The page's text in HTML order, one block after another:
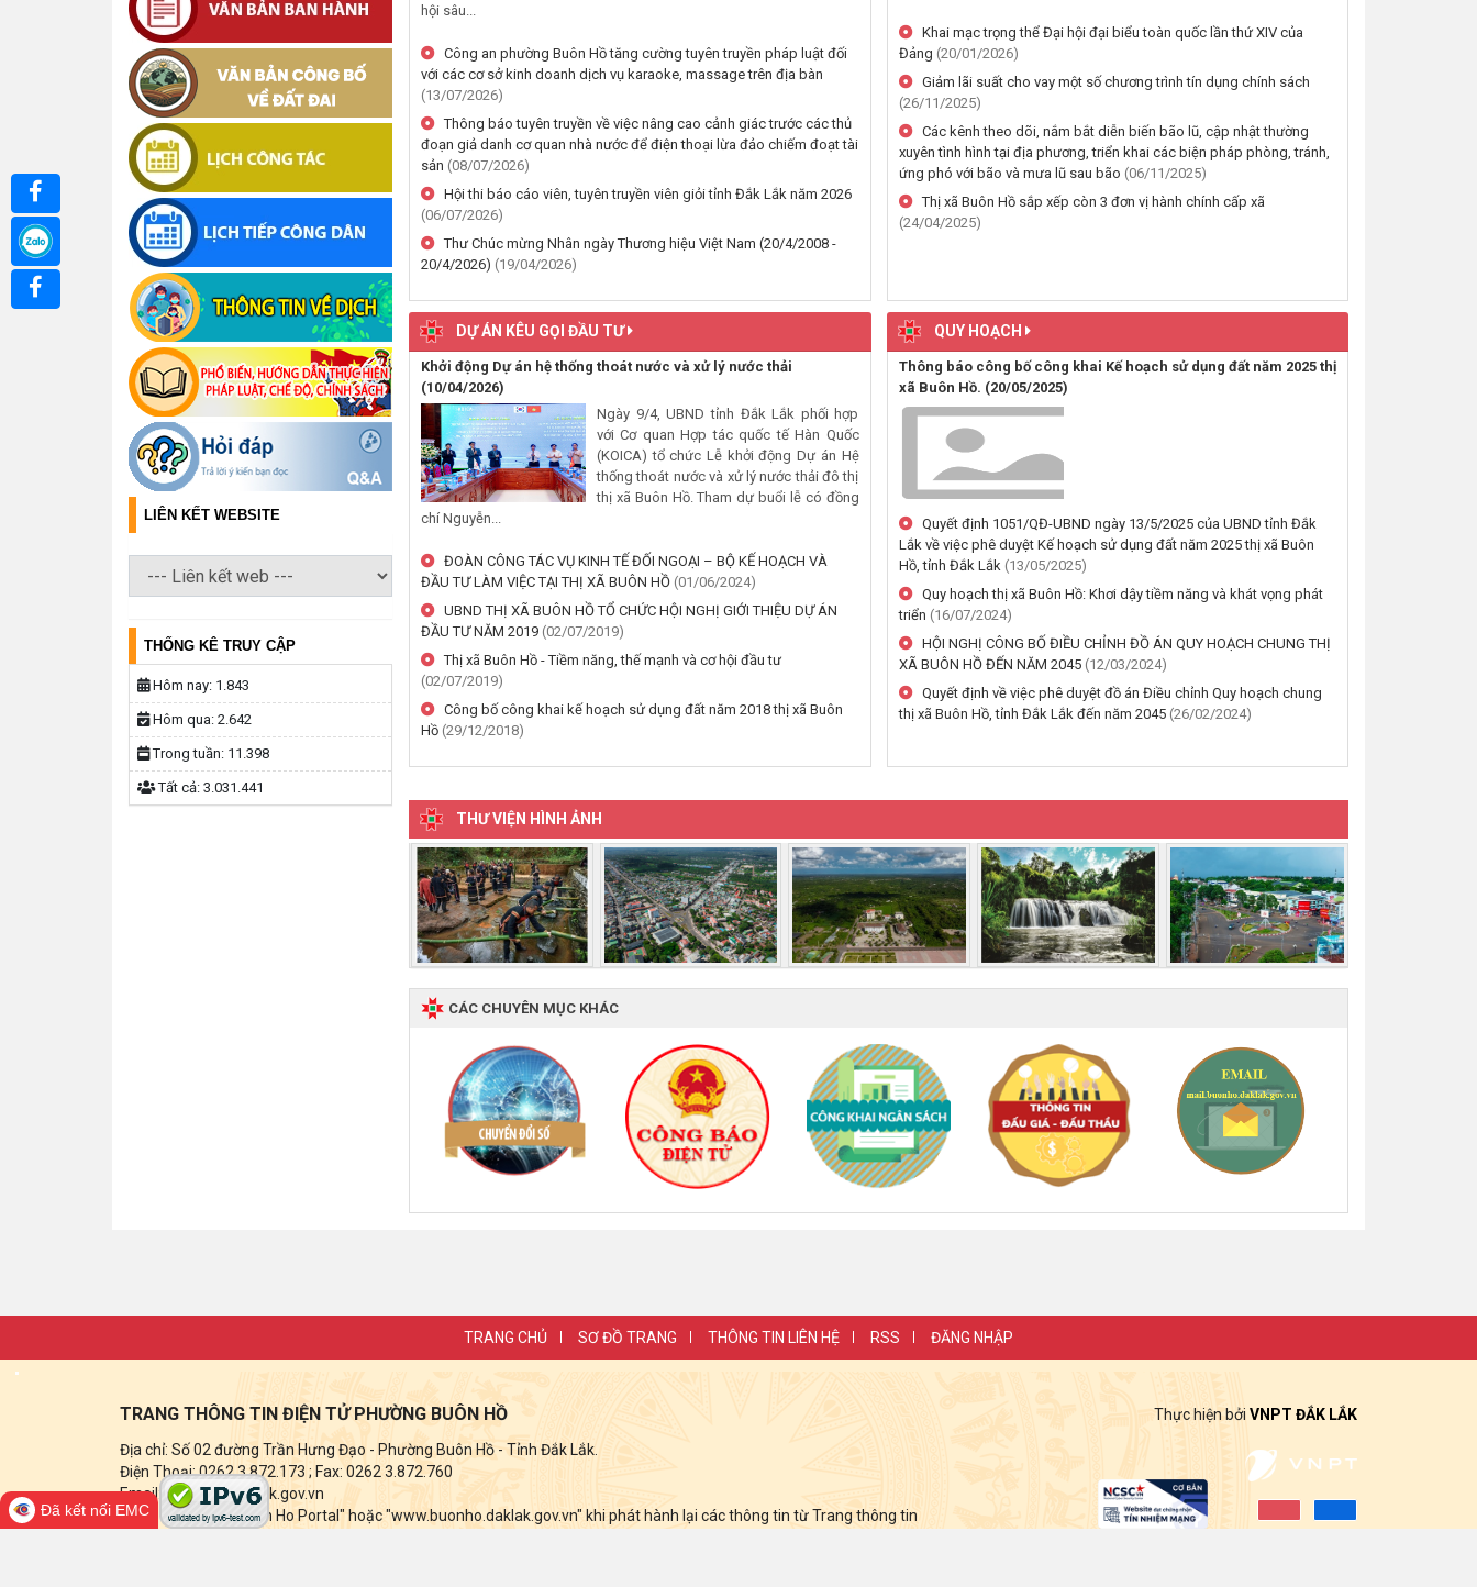
LIÊN KẾT WEBSITE
THỐNG KÊ TRUY CẬP
Hôm nay: 1.843
Hôm qua: 2.642
Trong tuần: 11.398
Tất cả: 3.031.441
đạc, ký giáp ranh đối với thửa
thuộc Đoàn Kết 1, phường Buôn
Oanh; thường trú tại TDP An
Bình 4, phường Buôn Hồ, tỉnh
Đắk Lắk đang sử dụng
(29/07/2026, 00:00)
nhận quyền sử dụng đất mang
Nguyễn Thị Kim Tâm. Thường trú
tại: Phường Buôn Hồ, tỉnh Đắk
tài sản khác gắn liền với đất cho
ông Lê Đình Lộc và ông Lê Đình
Buôn Hồ, tỉnh Đắk Lắk
Thông báo về việc niêm yết
công khai kết quả kiểm tra hồ sơ
đăng ký, cấp giấy chứng nhận
đất tại phường Buôn Hồ, tỉnh
(20/07/2026, 00:00)
Thông báo về việc niêm yết,
công khai hồ sơ cấp giấy chứng
nhận quyền sử dụng đất lần đầu
02 hồ sơ của các cá nhân đang
(06/08/2026, 00:00)
Thông báo về việc niêm yết,
công khai hồ sơ mất Giấy chứng
nhận quyền sử dụng đất mang
tên bà Nguyễn Thị Hạnh. Thường
Đắk Lắk
V/v công khai Quyết định số
2412/QĐ-UBND ngày
Phường Buôn Hồ tham dự Hội nghị trực tuyến
tập huấn triển khai TTHC của Đảng trên môi
trường điện tử
Đoàn phường Buôn Hồ tổ chức Lễ thắp nến tri
ân các anh hùng liệt sĩ
Hội Cựu Chiến binh phường Buôn Hồ đồng
hành cùng hội viên phát triển kinh tế
Ngân hàng chính sách tỉnh Đắk Lắk tặng quà
gia đình chính sách phường Buôn Hồ
Hội Cựu Chiến binh phường phối hợp CLB Dân
vũ tổ chức Chương trình tri ân các anh hùng liệt sĩ
Phường Buôn Hồ tổ chức ký cam kết không
Đảng ủy phường Buôn Hồ công bố Quyết
định tại các Tổ chức đảng trực thuộc
Đ/c Phó Bí thư Tỉnh ủy, Chủ tịch UBMTTQVN
tỉnh thăm, tặng quà gia đình chính sách tại
Đảng ủy phường Buôn Hồ nắm tình hình hoạt
động Chi bộ Buôn Tring sau sắp xếp
hội sâu...
Công an phường Buôn Hồ tăng cường tuyên truyền pháp luật đối
với các cơ sở kinh doanh dịch vụ karaoke, massage trên địa bàn
(13/07/2026)
Thông báo tuyên truyền về việc nâng cao cảnh giác trước các thủ
đoạn giả danh cơ quan nhà nước để điện thoại lừa đảo chiếm đoạt tài
sản (08/07/2026)
Hội thi báo cáo viên, tuyên truyền viên giỏi tỉnh Đắk Lắk năm 2026
(06/07/2026)
Thư Chúc mừng Nhân ngày Thương hiệu Việt Nam (20/4/2008 -
20/4/2026) (19/04/2026)
Khai mạc trọng thể Đại hội đại biểu toàn quốc lần thứ XIV của
Đảng (20/01/2026)
Giảm lãi suất cho vay một số chương trình tín dụng chính sách
(26/11/2025)
Các kênh theo dõi, nắm bắt diễn biến bão lũ, cập nhật thường
xuyên tình hình tại địa phương, triển khai các biện pháp phòng, tránh,
ứng phó với bão và mưa lũ sau bão (06/11/2025)
Thị xã Buôn Hồ sắp xếp còn 3 đơn vị hành chính cấp xã
(24/04/2025)
DỰ ÁN KÊU GỌI ĐẦU TƯ
Khởi động Dự án hệ thống thoát nước và xử lý nước thải
(10/04/2026)
Ngày 9/4, UBND tỉnh Đắk Lắk phối hợp
với Cơ quan Hợp tác quốc tế Hàn Quốc
(KOICA) tổ chức Lễ khởi động Dự án Hệ
thống thoát nước và xử lý nước thải đô thị
thị xã Buôn Hồ. Tham dự buổi lễ có đồng
chí Nguyễn...
ĐOÀN CÔNG TÁC VỤ KINH TẾ ĐỐI NGOẠI – BỘ KẾ HOẠCH VÀ
ĐẦU TƯ LÀM VIỆC TẠI THỊ XÃ BUÔN HỒ (01/06/2024)
UBND THỊ XÃ BUÔN HỒ TỔ CHỨC HỘI NGHỊ GIỚI THIỆU DỰ ÁN
ĐẦU TƯ NĂM 2019 (02/07/2019)
Thị xã Buôn Hồ - Tiềm năng, thế mạnh và cơ hội đầu tư
(02/07/2019)
Công bố công khai kế hoạch sử dụng đất năm 2018 thị xã Buôn
Hồ (29/12/2018)
QUY HOẠCH
Thông báo công bố công khai Kế hoạch sử dụng đất năm 2025 thị
xã Buôn Hồ. (20/05/2025)
Quyết định 1051/QĐ-UBND ngày 13/5/2025 của UBND tỉnh Đắk
Lắk về việc phê duyệt Kế hoạch sử dụng đất năm 2025 thị xã Buôn
Hồ, tỉnh Đắk Lắk (13/05/2025)
Quy hoạch thị xã Buôn Hồ: Khơi dậy tiềm năng và khát vọng phát
triển (16/07/2024)
HỘI NGHỊ CÔNG BỐ ĐIỀU CHỈNH ĐỒ ÁN QUY HOẠCH CHUNG THỊ
XÃ BUÔN HỒ ĐẾN NĂM 2045 (12/03/2024)
Quyết định về việc phê duyệt đồ án Điều chỉnh Quy hoạch chung
thị xã Buôn Hồ, tỉnh Đắk Lắk đến năm 2045 (26/02/2024)
THƯ VIỆN HÌNH ẢNH
CÁC CHUYÊN MỤC KHÁC
TRANG CHỦ SƠ ĐỒ TRANG THÔNG TIN LIÊN HỆ RSS ĐĂNG NHẬP
TRANG THÔNG TIN ĐIỆN TỬ PHƯỜNG BUÔN HỒ
Địa chỉ: Số 02 đường Trần Hưng Đạo - Phường Buôn Hồ - Tỉnh Đắk Lắk.
Điện Thoại: 0262 3.872.173 ; Fax: 0262 3.872.760
Email: buonho@daklak.gov.vn
Ghi rõ nguồn tin "Buon Ho Portal" hoặc "www.buonho.daklak.gov.vn" khi phát hành lại các thông tin từ Trang thông tin
Thực hiện bởiVNPT ĐẮK LẮK
Đã kết nối EMC